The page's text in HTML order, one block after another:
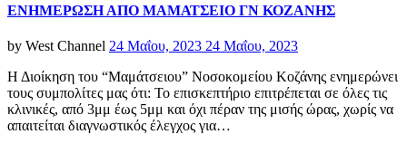
ΕΝΗΜΕΡΩΣΗ ΑΠΟ ΜΑΜΑΤΣΕΙΟ ΓΝ ΚΟΖΑΝΗΣ
by West Channel Posted
24 Μαΐου, 2023 24 Μαΐου, 2023
Η Διοίκηση του “Μαμάτσειου” Νοσοκομείου Κοζάνης ενημερώνει
τους συμπολίτες μας ότι: Το επισκεπτήριο επιτρέπεται σε όλες τις
κλινικές, από 3μμ έως 5μμ και όχι πέραν της μισής ώρας, χωρίς να
απαιτείται διαγνωστικός έλεγχος για…